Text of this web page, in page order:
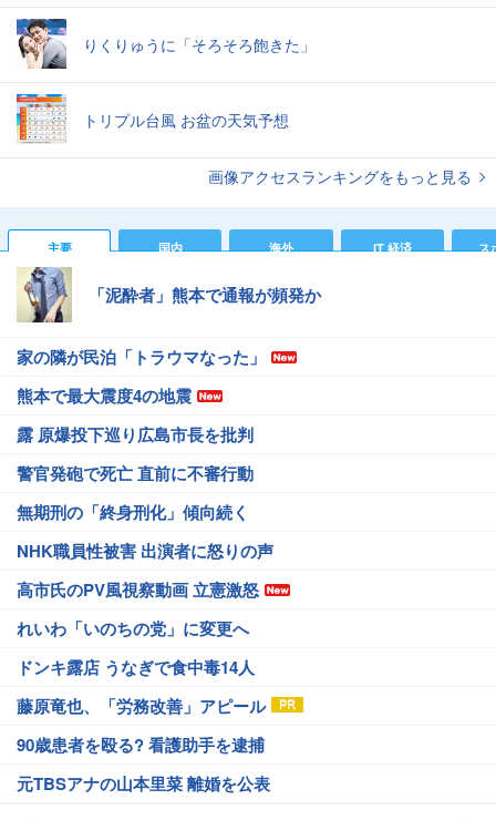
りくりゅうに「そろそろ飽きた」
トリプル台風 お盆の天気予想
画像アクセスランキングをもっと見る
主要 国内 海外 IT 経済 ス
「泥酔者」熊本で通報が頻発か
家の隣が民泊「トラウマなった」
熊本で最大震度4の地震
露 原爆投下巡り広島市長を批判
警官発砲で死亡 直前に不審行動
無期刑の「終身刑化」傾向続く
NHK職員性被害 出演者に怒りの声
高市氏のPV風視察動画 立憲激怒
れいわ「いのちの党」に変更へ
ドンキ露店 うなぎで食中毒14人
藤原竜也、「労務改善」アピール
90歳患者を殴る? 看護助手を逮捕
元TBSアナの山本里菜 離婚を公表